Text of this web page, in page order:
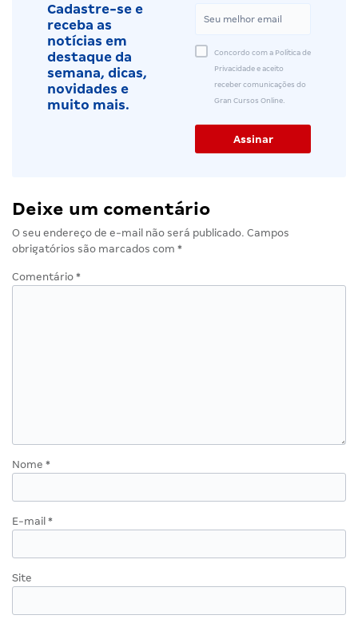
Cadastre-se e
receba as
notícias em
destaque da
semana, dicas,
novidades e
muito mais.
Concordo com a Política de
Privacidade e aceito
receber comunicações do
Gran Cursos Online.
Deixe um comentário
O seu endereço de e-mail não será publicado. Campos
obrigatórios são marcados com *
Comentário *
Nome *
E-mail *
Site